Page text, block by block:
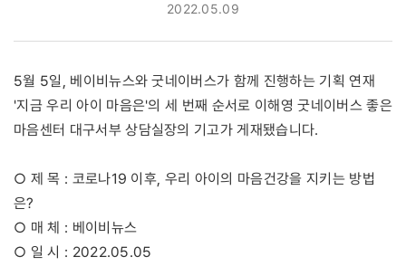
2022.05.09
5월 5일, 베이비뉴스와 굿네이버스가 함께 진행하는 기획 연재
'지금 우리 아이 마음은'의 세 번째 순서로 이해영 굿네이버스 좋은
마음센터 대구서부 상담실장의 기고가 게재됐습니다.
○ 제 목 : 코로나19 이후, 우리 아이의 마음건강을 지키는 방법
은?
○ 매 체 : 베이비뉴스
○ 일 시 : 2022.05.05